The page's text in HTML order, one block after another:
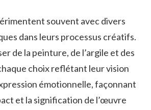
souvent avec divers
dans leurs processus créatifs.
de la peinture, de l’argile et des
choix reflétant leur vision
émotionnelle, façonnant
et la signification de l’œuvre